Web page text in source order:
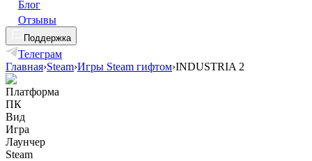
Блог
Отзывы
Поддержка
Телеграм
Главная›Steam›Игры Steam гифтом›INDUSTRIA 2
Платформа
ПК
Вид
Игра
Лаунчер
Steam